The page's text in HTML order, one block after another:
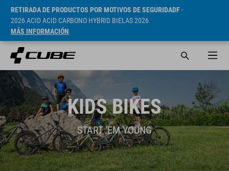
RETIRADA DE PRODUCTOS POR MOTIVOS DE SEGURIDADF-
2026 ACID ACID CARBONO HYBRID BIELAS 2026
MÁS INFORMACIÓN
KIDS BIKES
START 'EM YOUNG